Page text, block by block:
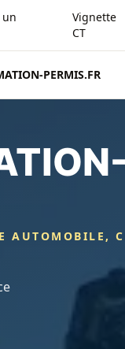
un
Vignette
CT
PERMIS.FR